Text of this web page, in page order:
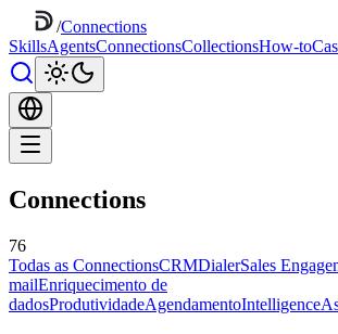
/Connections
SkillsAgentsConnectionsCollectionsHow-to
Connections
76
Todas as ConnectionsCRMDialerSales
mailEnriquecimento de
dadosProdutividadeAgendamentoIntelligence